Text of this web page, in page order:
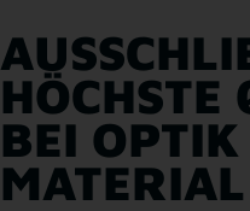
ÖCHSTE
EI OPTIK
ATERIAL